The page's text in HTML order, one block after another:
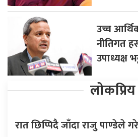
उच्च
नीतिगत
उपाध्यक्ष
लोकप्रिय
रात छिप्पिदै जाँदा राजु पाण्डेले